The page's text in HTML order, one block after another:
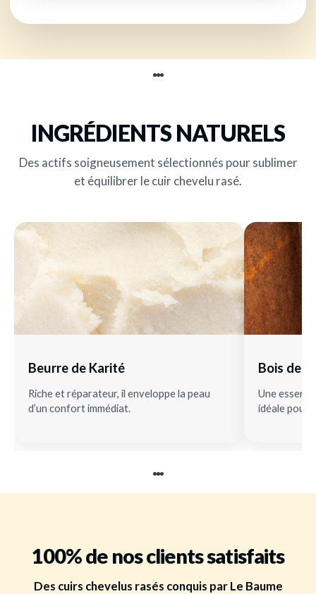
INGRÉDIENTS NATURELS
Des actifs soigneusement sélectionnés pour sublimer
et équilibrer le cuir chevelu rasé.
Beurre de Karité
Riche et réparateur, il enveloppe la peau
d’un confort immédiat.
Bois de
Une
idéale pour
100% de nos clients satisfaits
Des cuirs chevelus rasés conquis par Le Baume